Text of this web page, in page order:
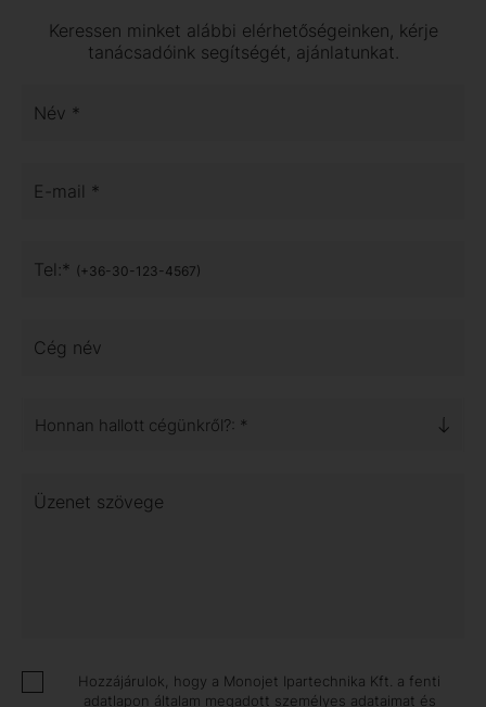
Keressen minket alábbi elérhetőségeinken, kérje
tanácsadóink segítségét, ajánlatunkat.
Név *
E-mail *
Tel:* (+36-30-123-4567)
Cég név
Honnan hallott cégünkről?: *
Üzenet szövege
Hozzájárulok, hogy a Monojet Ipartechnika Kft. a fenti
adatlapon általam megadott személyes adataimat és